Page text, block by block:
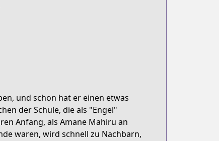
und schon hat er einen etwas
der Schule, die als "Engel"
Anfang, als Amane Mahiru an
waren, wird schnell zu Nachbarn,